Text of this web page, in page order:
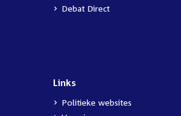
Debat Direct
Links
Politieke websites